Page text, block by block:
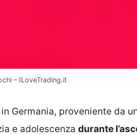
– ILoveTrading.it
in Germania, proveniente da
e adolescenza durante